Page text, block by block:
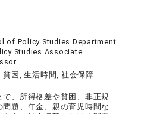
of Policy Studies Department
Studies Associate
貧困, 生活時間, 社会保障
で、所得格差や貧困、非正規
問題、年金、親の育児時間な